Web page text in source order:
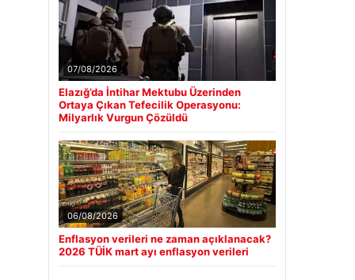
07/08/2026
Elazığ’da İntihar Mektubu Üzerinden
Ortaya Çıkan Tefecilik Operasyonu:
Milyarlık Vurgun Çözüldü
06/08/2026
Enflasyon verileri ne zaman açıklanacak?
2026 TÜİK mart ayı enflasyon verileri